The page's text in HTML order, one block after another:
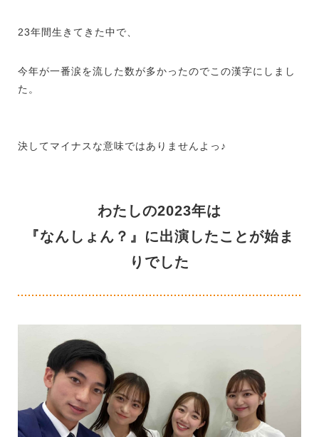
23年間生きてきた中で、
今年が一番涙を流した数が多かったのでこの漢字にしまし
た。
決してマイナスな意味ではありませんよっ♪
わたしの2023年は
『なんしょん？』に出演したことが始ま
りでした